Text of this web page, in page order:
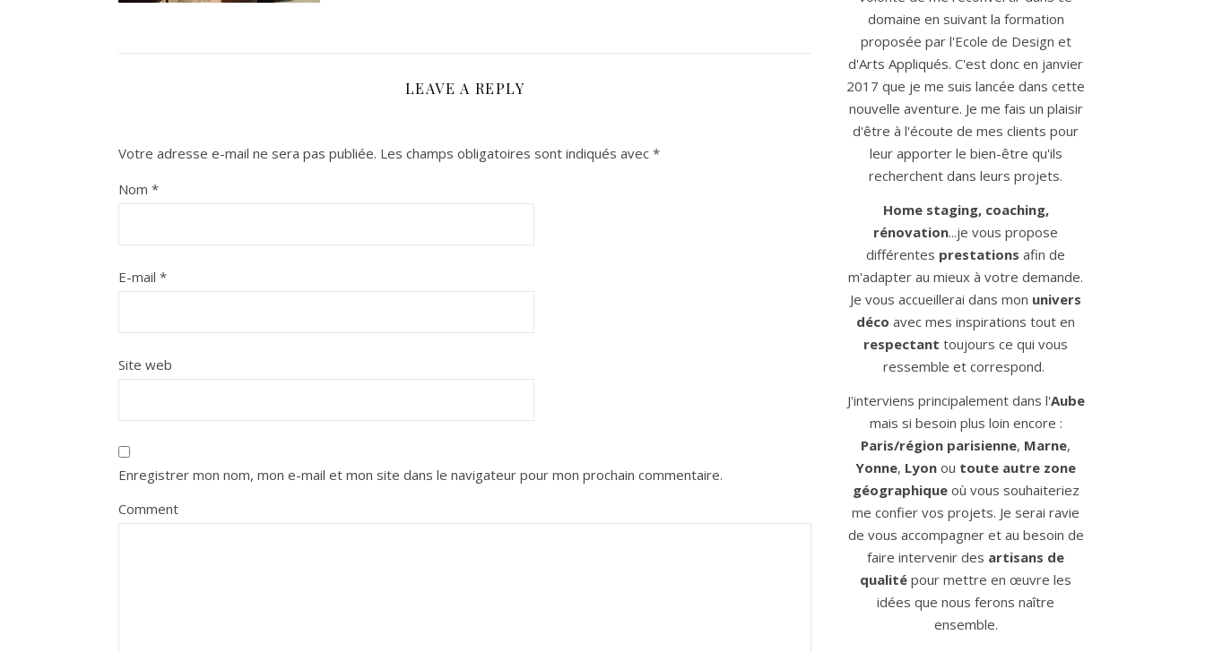
LEAVE A REPLY
Votre adresse e-mail ne sera pas publiée. Les champs obligatoires sont indiqués avec *
Nom *
E-mail *
Site web
Enregistrer mon nom, mon e-mail et mon site dans le navigateur pour mon prochain commentaire.
Comment
domaine en suivant la formation
proposée par l'Ecole de Design et
d'Arts Appliqués. C'est donc en janvier
2017 que je me suis lancée dans cette
nouvelle aventure. Je me fais un plaisir
d'être à l'écoute de mes clients pour
leur apporter le bien-être qu'ils
recherchent dans leurs projets.
Home staging, coaching,
rénovation...je vous propose
différentes prestations afin de
m'adapter au mieux à votre demande.
Je vous accueillerai dans mon univers
déco avec mes inspirations tout en
respectant toujours ce qui vous
ressemble et correspond.
J'interviens principalement dans l'Aube
mais si besoin plus loin encore :
Paris/région parisienne, Marne,
Yonne, Lyon ou toute autre zone
géographiqueoù vous souhaiteriez
me confier vos projets. Je serai ravie
de vous accompagner et au besoin de
faire intervenir des artisans de
qualité pour mettre en œuvre les
idées que nous ferons naître
ensemble.